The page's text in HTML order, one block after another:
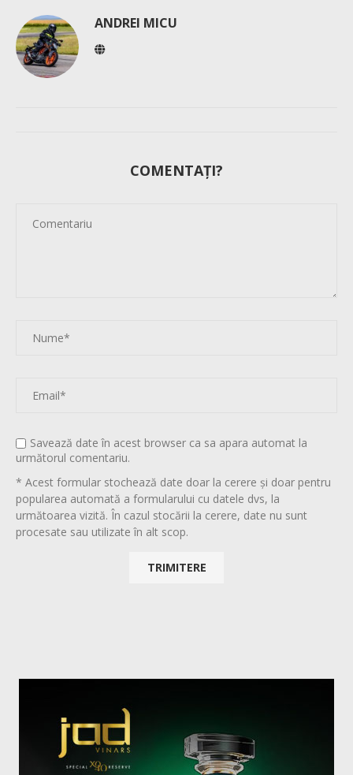
ANDREI MICU
COMENTAȚI?
Savează date în acest browser ca sa apara automat la
următorul comentariu.
* Acest formular stochează date doar la cerere și doar pentru
popularea automată a formularului cu datele dvs, la
următoarea vizită. În cazul stocării la cerere, date nu sunt
procesate sau utilizate în alt scop.